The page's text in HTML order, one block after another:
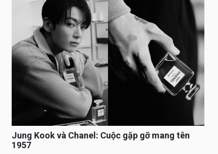
Jung Kook và Chanel: Cuộc gặp gỡ mang tên
1957